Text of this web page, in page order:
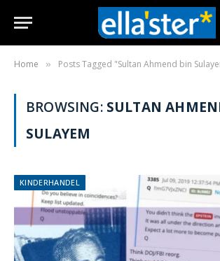
Home » Posts Tagged "Sultan Ahmend bin
BROWSING: SULTAN
SULAYEM
KINDERHANDEL